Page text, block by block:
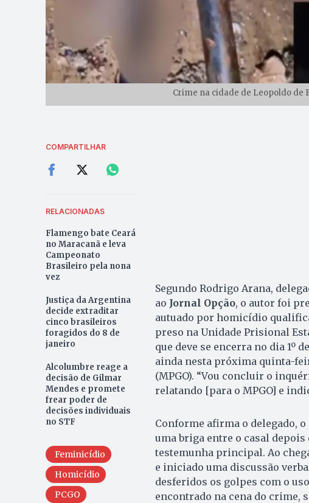
Crime na cidade de Leopoldo de
COMPARTILHAR
RELACIONADAS
Flamengo bate Ceará
no Maracanã e leva
Campeonato
Brasileiro pela nona
vez
Justiça da Argentina
decide extraditar
cinco brasileiros
foragidos do 8 de
janeiro
Alcolumbre reage a
decisão de Gilmar
Mendes e promete
frear poder de
decisões individuais
no STF
Feminicídio
Homicídio
PCGO
Segundo Rodrigo Arana,
ao Jornal Opção, o autor foi
autuado por homicídio
preso na Unidade Prisional
que deve se encerra no dia 1º
ainda nesta próxima quinta-
(MPGO). “Vou concluir o
relatando [para o MPGO] e
Conforme afirma o delegado,
uma briga entre o casal
testemunha principal. Ao
e iniciado uma discussão
desferidos os golpes com o
encontrado na cena do crime,